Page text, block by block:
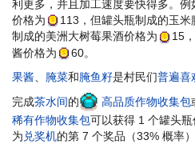
利更多，并且加工速度要快得多。
价格为
113 ，但罐头瓶制成的玉
制成的美洲大树莓果酒价格为
15
酱价格为
60。
果酱
腌菜和腌鱼籽是村民们普遍喜
完成茶水间的 高品质作物收集包
稀有作物收集包可以获得 1 个罐头
为 兑奖机的第 7 个奖品（33% 概率）